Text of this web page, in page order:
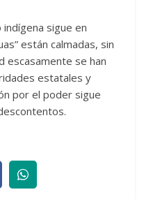
indígena sigue en
están calmadas, sin
escasamente se han
estatales y
por el poder sigue